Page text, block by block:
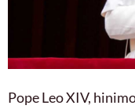
Pope Leo XIV,